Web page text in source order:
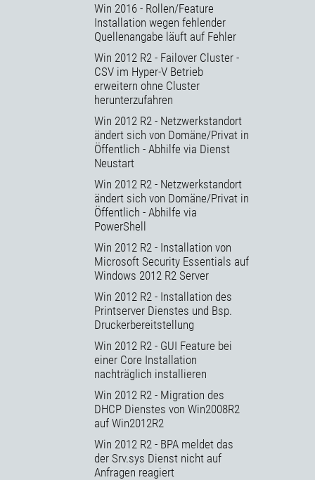
Win 2016 - Rollen/Feature
Installation wegen fehlender
Quellenangabe läuft auf Fehler
Win 2012 R2 - Failover Cluster -
CSV im Hyper-V Betrieb
erweitern ohne Cluster
herunterzufahren
Win 2012 R2 - Netzwerkstandort
ändert sich von Domäne/Privat in
Öffentlich - Abhilfe via Dienst
Neustart
Win 2012 R2 - Netzwerkstandort
ändert sich von Domäne/Privat in
Öffentlich - Abhilfe via
PowerShell
Win 2012 R2 - Installation von
Microsoft Security Essentials auf
Windows 2012 R2 Server
Win 2012 R2 - Installation des
Printserver Dienstes und Bsp.
Druckerbereitstellung
Win 2012 R2 - GUI Feature bei
einer Core Installation
nachträglich installieren
Win 2012 R2 - Migration des
DHCP Dienstes von Win2008R2
auf Win2012R2
Win 2012 R2 - BPA meldet das
der Srv.sys Dienst nicht auf
Anfragen reagiert